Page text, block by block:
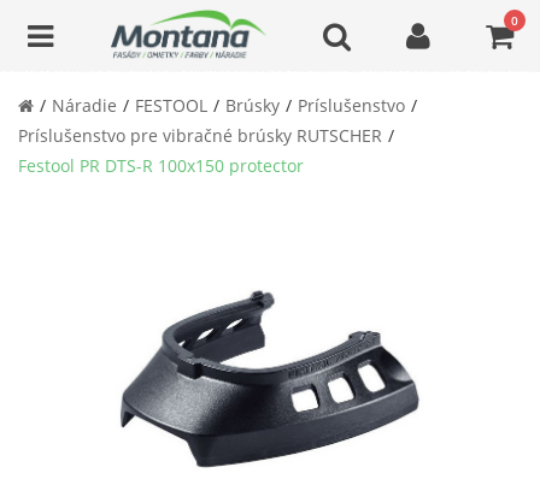
0
Náradie FESTOOL Brúsky
Príslušenstvo
Príslušenstvo pre vibračné brúsky RUTSCHER
Festool PR DTS-R 100x150 protector